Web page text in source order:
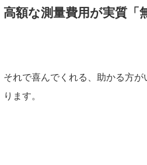
高額な測量費用が実質「
それで喜んでくれる、助かる方
ります。